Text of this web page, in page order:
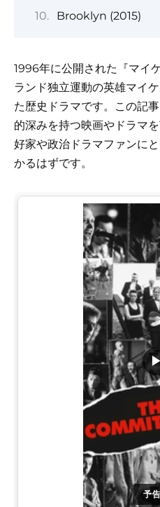
Brooklyn (2015)
1996年に公開された『マイ
ランド独立運動の英雄マイ
た歴史ドラマです。この記
的深みを持つ映画やドラマ
好家や政治ドラマファンに
かるはずです。
予